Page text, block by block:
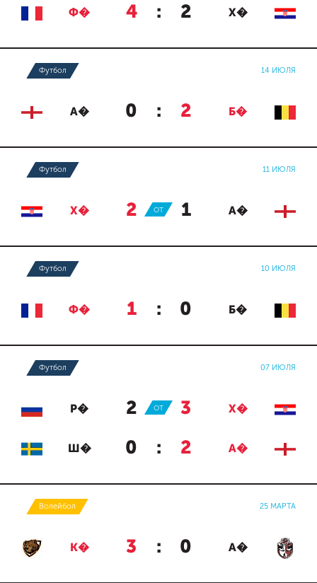
Ф� 4 : 2 Х�
Футбол 14 ИЮЛЯ
А� 0 : 2 Б�
Футбол 11 ИЮЛЯ
Х� 2 : 1 А�
ОТ
Футбол 10 ИЮЛЯ
Ф� 1 : 0 Б�
Футбол 07 ИЮЛЯ
Р� 2 : 3 Х�
ОТ
Ш� 0 : 2 А�
Волейбол 25 МАРТА
К� 3 : 0 А�